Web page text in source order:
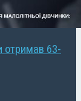
отримав 63-